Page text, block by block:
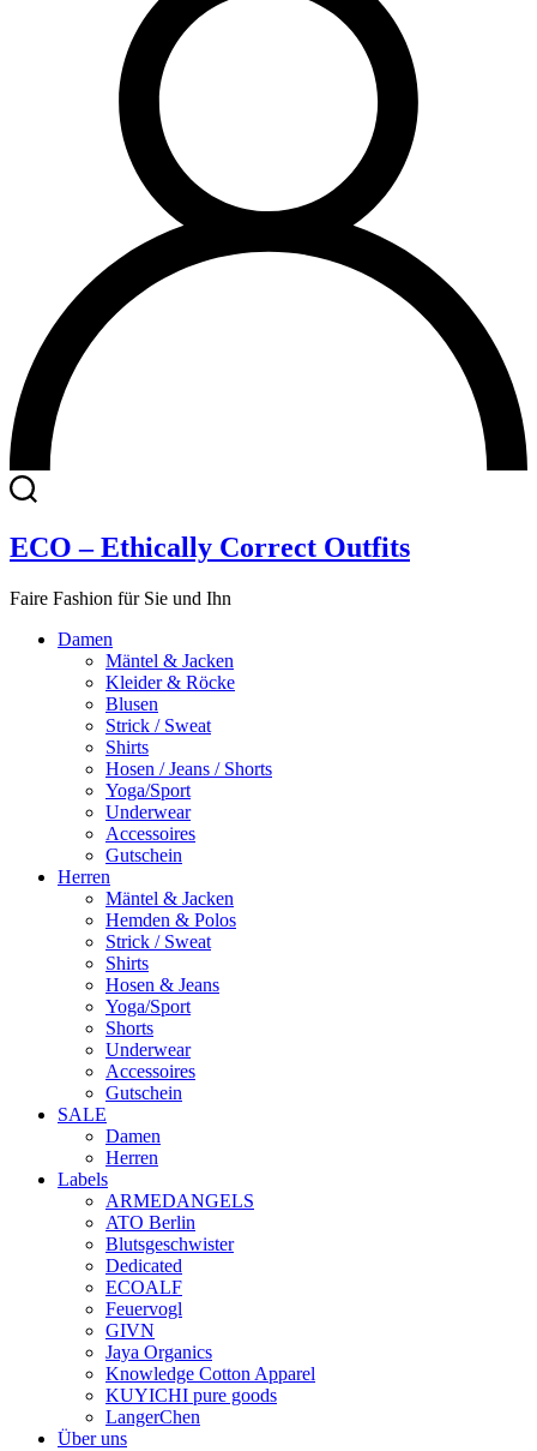
ECO – Ethically Correct Outfits
Faire Fashion für Sie und Ihn
Damen
Mäntel & Jacken
Kleider & Röcke
Blusen
Strick / Sweat
Shirts
Hosen / Jeans / Shorts
Yoga/Sport
Underwear
Accessoires
Gutschein
Herren
Mäntel & Jacken
Hemden & Polos
Strick / Sweat
Shirts
Hosen & Jeans
Yoga/Sport
Shorts
Underwear
Accessoires
Gutschein
SALE
Damen
Herren
Labels
ARMEDANGELS
ATO Berlin
Blutsgeschwister
Dedicated
ECOALF
Feuervogl
GIVN
Jaya Organics
Knowledge Cotton Apparel
KUYICHI pure goods
LangerChen
Über uns